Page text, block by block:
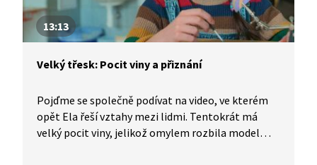
13:13
Velký třesk: Pocit viny a přiznání
Pojďme se společně podívat na video, ve kterém
opět Ela řeší vztahy mezi lidmi. Tentokrát má
velký pocit viny, jelikož omylem rozbila model